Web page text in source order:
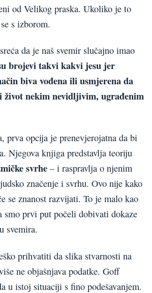
od Velikog praska. Ukoliko je to
s izborom.
da je naš svemir slučajno imao
brojevi takvi kakvi jesu jer
biva vođena ili usmjerena da
život nekim nevidljivim, ugrađenim
prva opcija je prenevjerojatna da bi
Njegova knjiga predstavlja teoriju
svrhe – i raspravlja o njenim
značenje i svrhu. Ovo nije kako
se znanost razvijati. To je malo kao
smo prvi put počeli dobivati dokaze
svemira.
prihvatiti da slika stvarnosti na
ne objašnjava podatke. Goff
u istoj situaciji s fino podešavanjem.